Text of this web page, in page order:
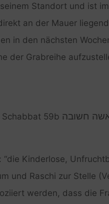
Standort und ist
an der Mauer
in den nächsten
der Grabreihe
Schabbat 59b חשובה
“die Kinderlose,
und Raschi zur Stelle
werden, dass die